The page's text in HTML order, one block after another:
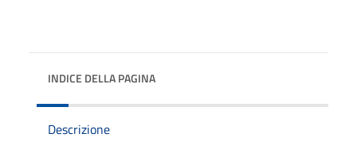
INDICE DELLA PAGINA
Descrizione